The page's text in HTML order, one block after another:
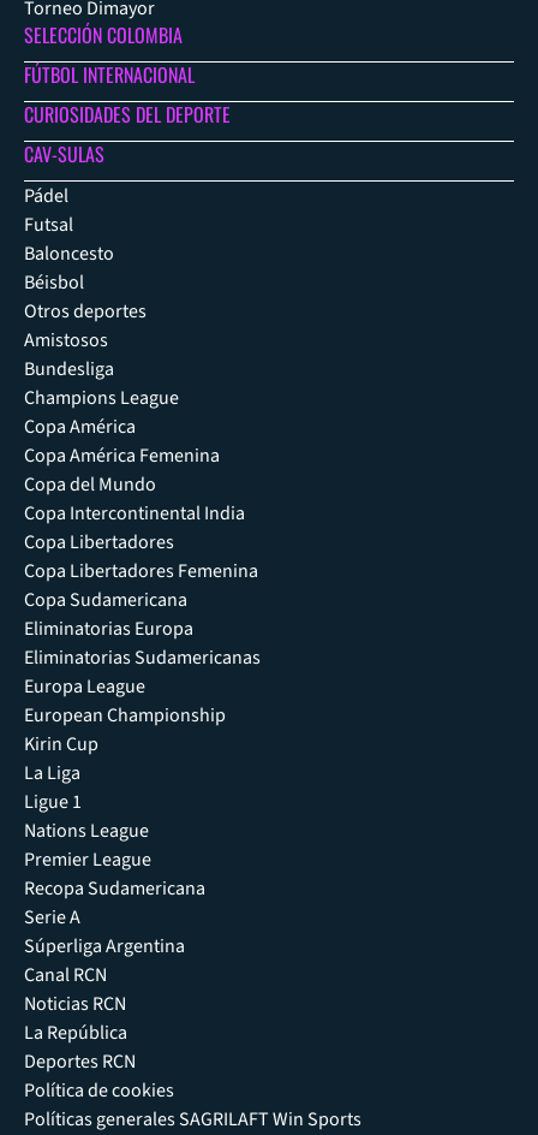
Torneo Dimayor
SELECCIÓN COLOMBIA
FÚTBOL INTERNACIONAL
CURIOSIDADES DEL DEPORTE
CAV-SULAS
Pádel
Futsal
Baloncesto
Béisbol
Otros deportes
Amistosos
Bundesliga
Champions League
Copa América
Copa América Femenina
Copa del Mundo
Copa Intercontinental India
Copa Libertadores
Copa Libertadores Femenina
Copa Sudamericana
Eliminatorias Europa
Eliminatorias Sudamericanas
Europa League
European Championship
Kirin Cup
La Liga
Ligue 1
Nations League
Premier League
Recopa Sudamericana
Serie A
Súperliga Argentina
Canal RCN
Noticias RCN
La República
Deportes RCN
Política de cookies
Políticas generales SAGRILAFT Win Sports